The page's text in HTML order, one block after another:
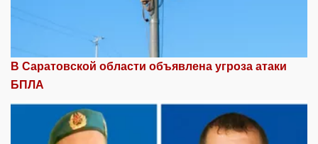
В Саратовской области объявлена угроза атаки
БПЛА